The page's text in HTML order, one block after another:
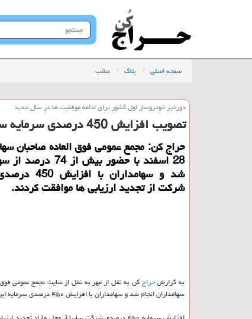
جستجو
در
صفحه اصلی بلاگ مطلب
دورخیز خودروساز اول كشور برای ادامه موفقیت ها در سال جدید
تصویب افزایش 450 درصدی سرمایه سایپا در مجمع فوق العاده سهامداران
حراج كن: مجمع عمومی فوق العاده صاحبان
28 اسفند با حضور بیش
شد و
شركت از تجدید ارزیابی ها موافقت كردند.
به گزارشحراجكن به نقل از مهر به نقل از سایپا، مجمع عمومی
سهامداران انجام شد و سهامداران با افزایش ۴۵۰ درصدی سرمایه این شركت از محل تجدید ارزیابی ها موافقت كردند.